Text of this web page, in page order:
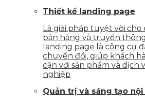
Thiết kế landing page
Là giải pháp tuyệt vời cho
bán hàng và truyền
landing page là công cụ
chuyển đổi, giúp khách
cận với sản phẩm và dịch
nghiệp
Quản trị và sáng tạo